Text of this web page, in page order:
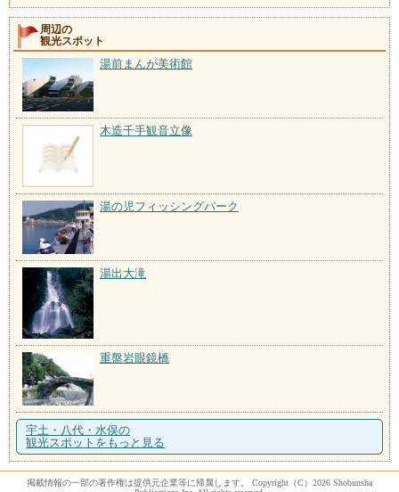
周辺の
観光スポット
湯前まんが美術館
木造千手観音立像
湯の児フィッシングパーク
湯出大滝
重盤岩眼鏡橋
宇土・八代・水俣の
観光スポットをもっと見る
掲載情報の一部の著作権は提供元企業等に帰属します。 Copyright（C）2026 Shobunsha